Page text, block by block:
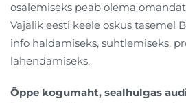
osalemiseks peab olema
Vajalik eesti keele oskus tasemel
info haldamiseks, suhtlemiseks,
lahendamiseks.
Õppe kogumaht, sealhulgas